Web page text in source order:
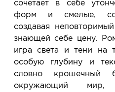
сочетает в себе
форм и смелые,
создавая
знающей себе цену.
игра света и тени на
особую глубину и
словно крошечный
окружающий мир,